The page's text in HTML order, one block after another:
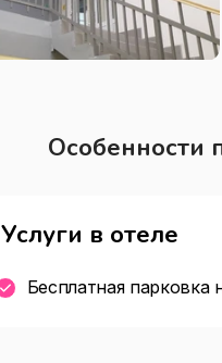
Особенности
Услуги в отеле
Бесплатная парковка